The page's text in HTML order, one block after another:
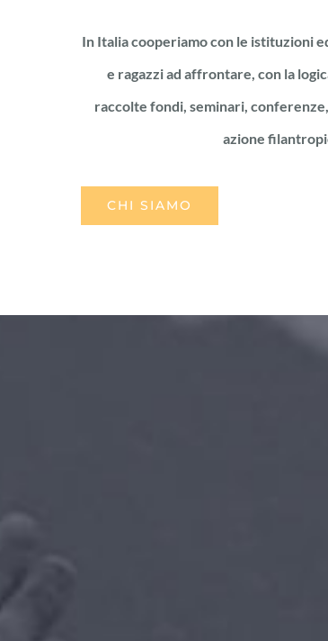
In Italia cooperiamo con le istituzioni
e ragazzi ad affrontare, con la
raccolte fondi, seminari,
azione
CHI SIAMO